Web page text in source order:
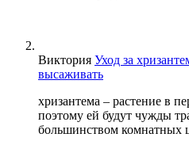
Виктория Уход за
высаживать
хризантема – растение в
поэтому ей будут чужды
большинством комнатных